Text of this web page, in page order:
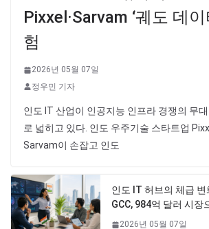
Pixxel·Sarvam ‘궤도 데
험
2026년 05월 07일
정우민 기자
인도 IT 산업이 인공지능 인프라 경쟁의 무
로 넓히고 있다. 인도 우주기술 스타트업
Sarvam이 손잡고 인도
인도 IT 허브의 체급 변
GCC, 984억 달러 시장
2026년 05월 07일